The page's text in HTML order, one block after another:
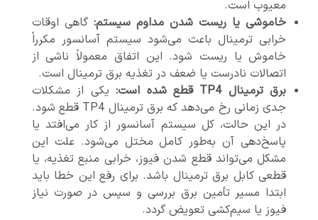
معیوب است.
خاموشی یا ریست شدن مداوم سیستم: گاهی اوقات
خرابی ترمینال باعث می‌شود سیستم آسانسور مکرراً
خاموش یا ریست شود. این اتفاق معمولاً ناشی از
اتصالات نادرست یا ضعف در تغذیه برق ترمینال است.
برق ترمینال TP4 قطع شده است:
یکی از مشکلات
جدی زمانی رخ می‌دهد که برق ترمینال TP4 قطع شود.
در این حالت، کل سیستم آسانسور از کار می‌افتد یا
پاسخ‌دهی آن به‌طور کامل مختل می‌شود. علت این
مشکل می‌تواند قطع شدن فیوز، خرابی منبع تغذیه، یا
قطعی کابل برق ترمینال باشد. برای رفع این خطا باید
ابتدا مسیر تأمین برق بررسی و سپس در صورت نیاز
فیوز یا سیم‌کشی تعویض گردد.